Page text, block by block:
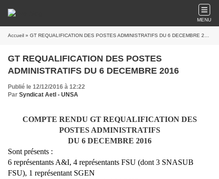
MENU
Accueil » GT REQUALIFICATION DES POSTES ADMINISTRATIFS DU 6 DECEMBRE 2016
GT REQUALIFICATION DES POSTES
ADMINISTRATIFS DU 6 DECEMBRE 2016
Publié le 12/12/2016 à 12:22
Par Syndicat AetI - UNSA
COMPTE RENDU GT REQUALIFICATION DES
POSTES ADMINISTRATIFS
DU 6 DECEMBRE 2016
Sont présents :
6 représentants A&I, 4 représentants FSU (dont 3 SNASUB
FSU), 1 représentant SGEN